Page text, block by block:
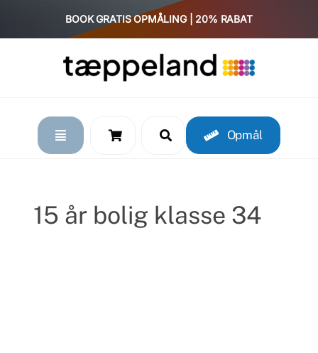
content
BOOK GRATIS OPMÅLING | 20% RABAT
Opmål
15 år bolig klasse 34